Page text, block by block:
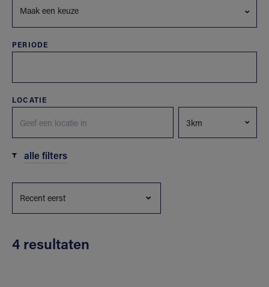
Maak een keuze
PERIODE
LOCATIE
alle filters
4 resultaten